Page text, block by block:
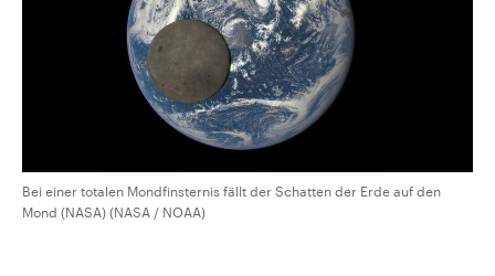
Bei einer totalen Mondfinsternis fällt der Schatten der Erde auf den
Mond (NASA) (NASA / NOAA)